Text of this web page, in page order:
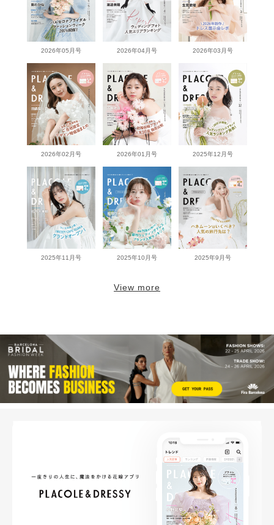
2026年05月号 2026年04月号 2026年03月号
2026年02月号 2026年01月号 2025年12月号
2025年11月号 2025年10月号 2025年9月号
View more